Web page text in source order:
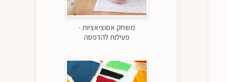
משחק אסוציאציות ·
פעילות להדפסה